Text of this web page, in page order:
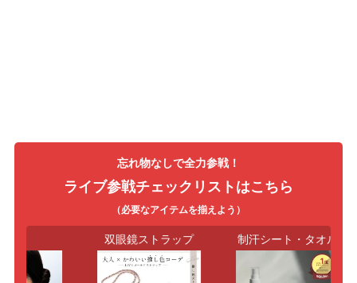
忘れ物なしで全力参戦！
ライブ参戦チェックリストはこちら
（必要なアイテムを揃えよう）
双眼鏡ストラップ 制汗シート・タオル